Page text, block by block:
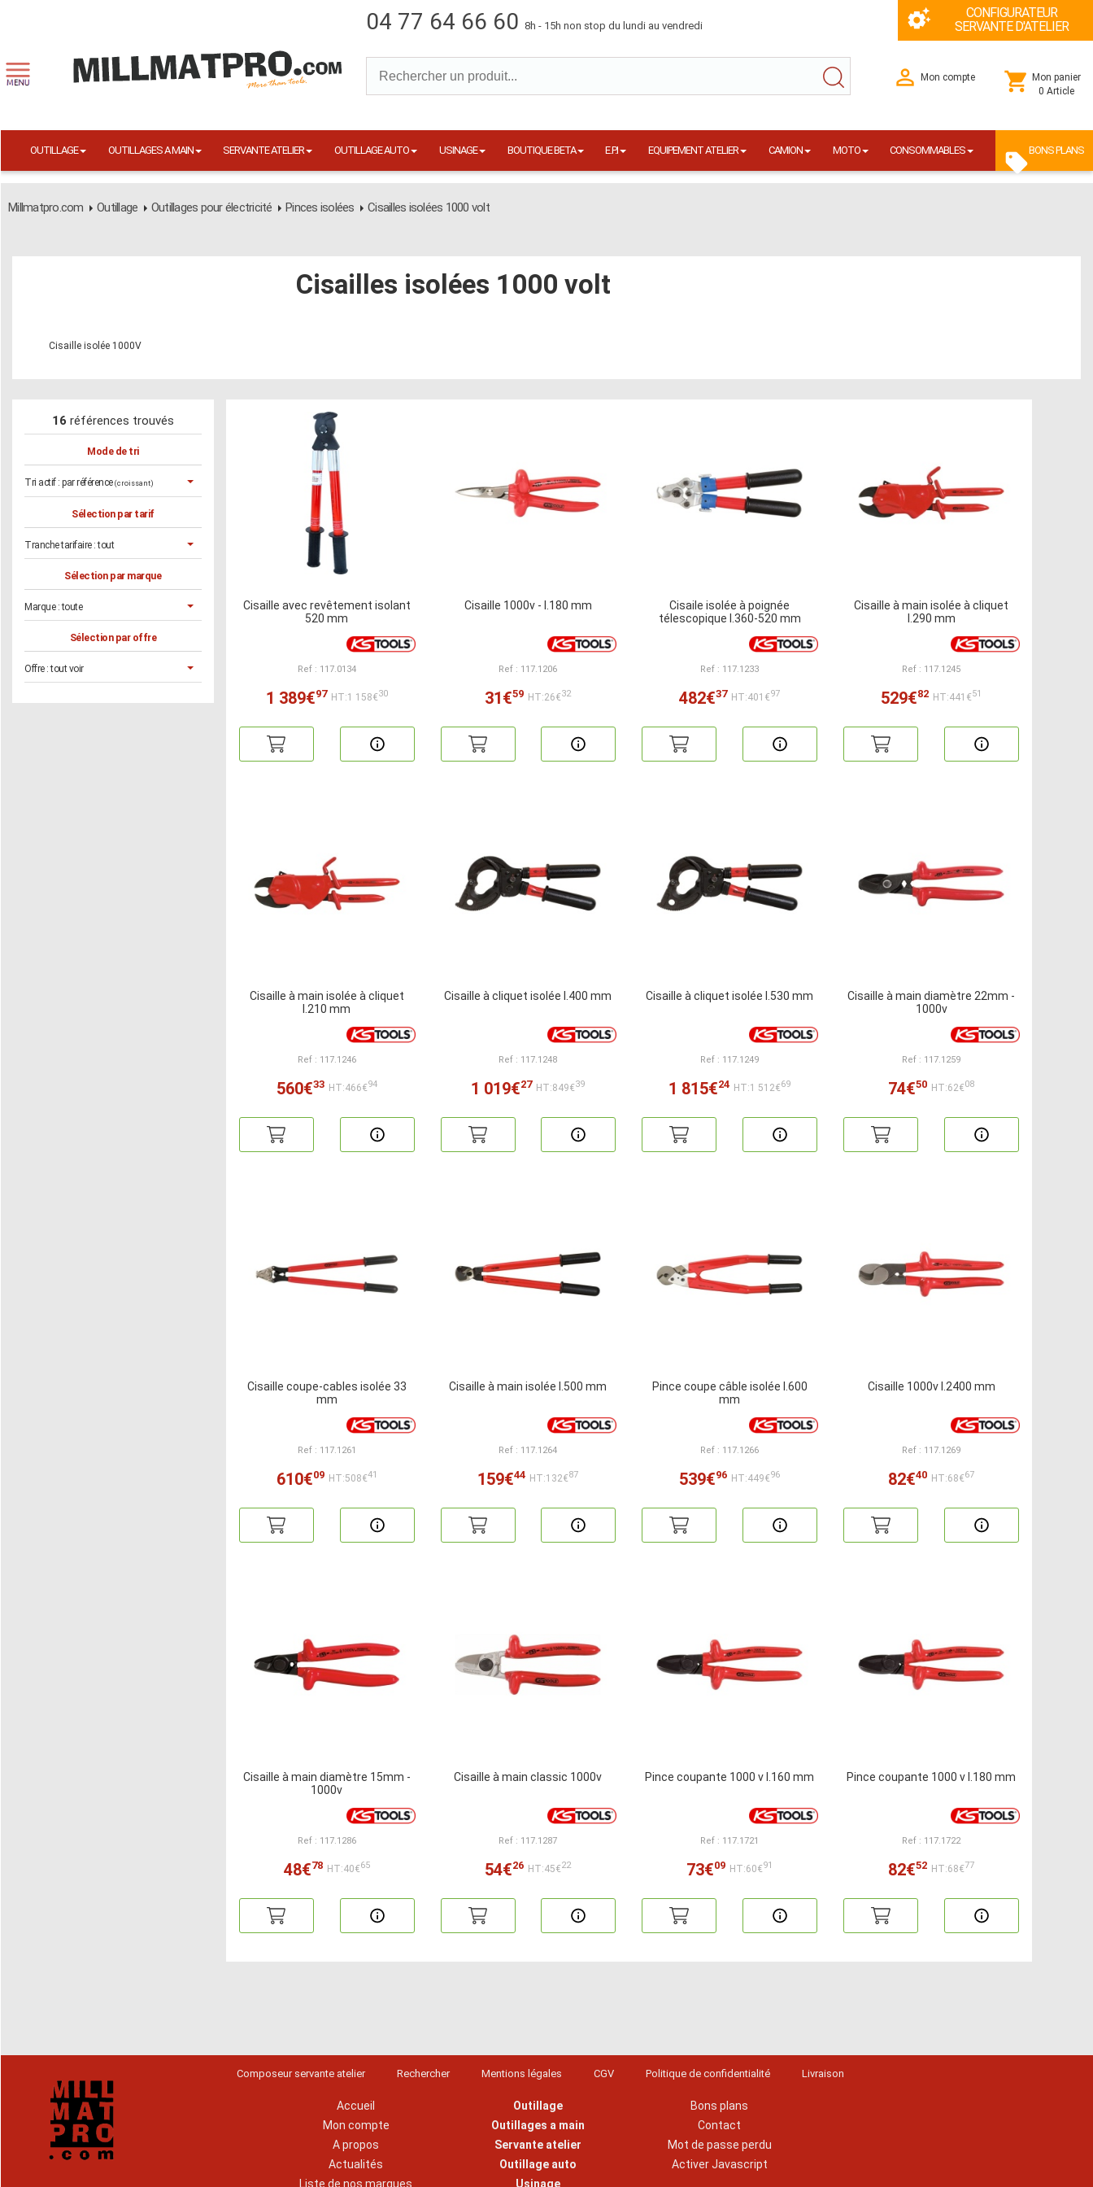
04 77 64 66 60 8h - 15h non stop du lundi au vendredi
CONFIGURATEUR
SERVANTE D'ATELIER
Mon compte
Mon panier
0 Article
OUTILLAGE OUTILLAGES A MAIN SERVANTE ATELIER OUTILLAGE AUTO USINAGE BOUTIQUE BETA E.P.I EQUIPEMENT ATELIER CAMION MOTO CONSOMMABLES BONS PLANS
Millmatpro.com Outillage Outillages pour électricité Pinces isolées Cisailles isolées 1000 volt
Cisailles isolées 1000 volt
Cisaille isolée 1000V
16 références trouvés
Mode de tri
Tri actif : par référence (croissant)
Sélection par tarif
Tranche tarifaire :tout
Sélection par marque
Marque :toute
Sélection par offre
Offre :tout voir
Cisaille avec revêtement isolant
520 mm
Ref : 117.0134
1 389€97 HT:1 158€30
Cisaille 1000v - l.180 mm
Ref : 117.1206
31€59 HT:26€32
Cisaile isolée à poignée
télescopique l.360-520 mm
Ref : 117.1233
482€37 HT:401€97
Cisaille à main isolée à cliquet
l.290 mm
Ref : 117.1245
529€82 HT:441€51
Cisaille à main isolée à cliquet
l.210 mm
Ref : 117.1246
560€33 HT:466€94
Cisaille à cliquet isolée l.400 mm
Ref : 117.1248
1 019€27 HT:849€39
Cisaille à cliquet isolée l.530 mm
Ref : 117.1249
1 815€24 HT:1 512€69
Cisaille à main diamètre 22mm -
1000v
Ref : 117.1259
74€50 HT:62€08
Cisaille coupe-cables isolée 33
mm
Ref : 117.1261
610€09 HT:508€41
Cisaille à main isolée l.500 mm
Ref : 117.1264
159€44 HT:132€87
Pince coupe câble isolée l.600
mm
Ref : 117.1266
539€96 HT:449€96
Cisaille 1000v l.2400 mm
Ref : 117.1269
82€40 HT:68€67
Cisaille à main diamètre 15mm -
1000v
Ref : 117.1286
48€78 HT:40€65
Cisaille à main classic 1000v
Ref : 117.1287
54€26 HT:45€22
Pince coupante 1000 v l.160 mm
Ref : 117.1721
73€09 HT:60€91
Pince coupante 1000 v l.180 mm
Ref : 117.1722
82€52 HT:68€77
Composeur servante atelier Rechercher Mentions légales CGV Politique de confidentialité Livraison
Accueil
Mon compte
A propos
Actualités
Liste de nos marques
Outillage
Outillages a main
Servante atelier
Outillage auto
Usinage
Bons plans
Contact
Mot de passe perdu
Activer Javascript